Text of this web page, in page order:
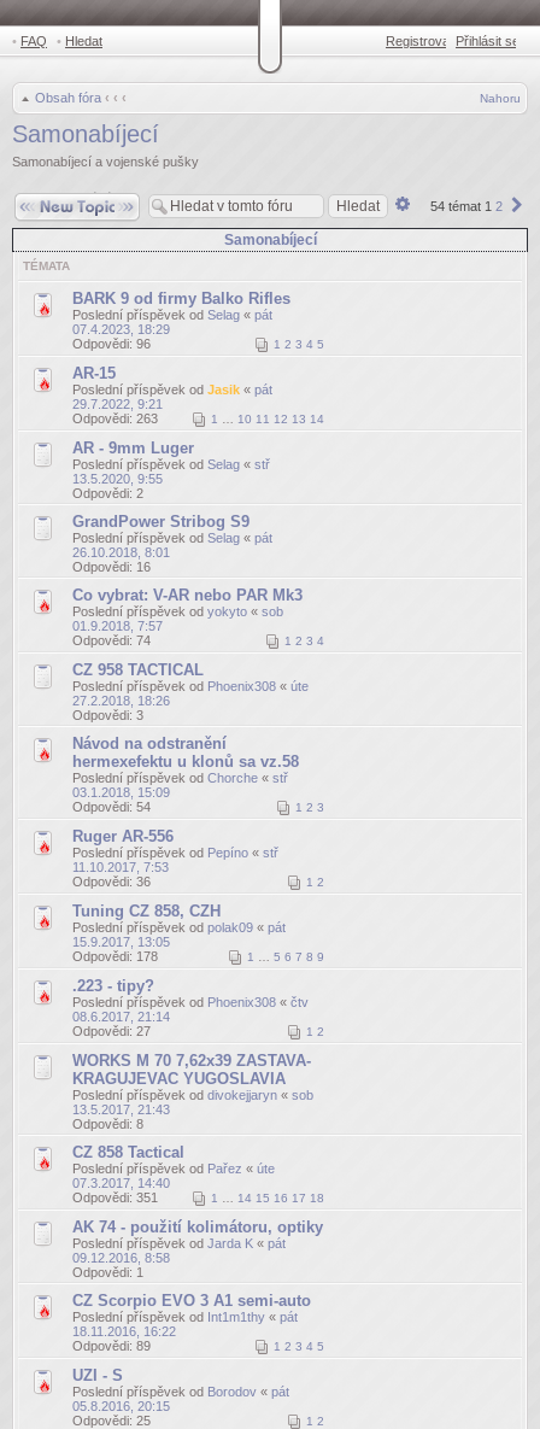
• FAQ • Hledat Registrovat •Přihlásit se
Obsah fóra ‹ ‹ ‹ Nahoru
Samonabíjecí
Samonabíjecí a vojenské pušky
54 témat 1 2
Odeslat nové téma
Pokročilé
Samonabíjecí
TÉMATA
BARK 9 od firmy Balko Rifles
Poslední příspěvek od Selag « pát
07.4.2023, 18:29
Odpovědi: 96 1 2 3 4 5
AR-15
Poslední příspěvek od Jasik « pát
29.7.2022, 9:21
Odpovědi: 263 1 10 11 12 13 14
AR - 9mm Luger
Poslední příspěvek od Selag « stř
13.5.2020, 9:55
Odpovědi: 2
GrandPower Stribog S9
Poslední příspěvek od Selag « pát
26.10.2018, 8:01
Odpovědi: 16
Co vybrat: V-AR nebo PAR Mk3
Poslední příspěvek od yokyto « sob
01.9.2018, 7:57
Odpovědi: 74 1 2 3 4
CZ 958 TACTICAL
Poslední příspěvek od Phoenix308 « úte
27.2.2018, 18:26
Odpovědi: 3
Návod na odstranění
hermexefektu u klonů sa vz.58
Poslední příspěvek od Chorche « stř
03.1.2018, 15:09
Odpovědi: 54 1 2 3
Ruger AR-556
Poslední příspěvek od Pepíno « stř
11.10.2017, 7:53
Odpovědi: 36 1 2
Tuning CZ 858, CZH
Poslední příspěvek od polak09 « pát
15.9.2017, 13:05
Odpovědi: 178 1 5 6 7 8 9
.223 - tipy?
Poslední příspěvek od Phoenix308 « čtv
08.6.2017, 21:14
Odpovědi: 27 1 2
WORKS M 70 7,62x39 ZASTAVA-
KRAGUJEVAC YUGOSLAVIA
Poslední příspěvek od divokejjaryn « sob
13.5.2017, 21:43
Odpovědi: 8
CZ 858 Tactical
Poslední příspěvek od Pařez « úte
07.3.2017, 14:40
Odpovědi: 351 1 14 15 16 17 18
AK 74 - použití kolimátoru, optiky
Poslední příspěvek od Jarda K « pát
09.12.2016, 8:58
Odpovědi: 1
CZ Scorpio EVO 3 A1 semi-auto
Poslední příspěvek od Int1m1thy « pát
18.11.2016, 16:22
Odpovědi: 89 1 2 3 4 5
UZI - S
Poslední příspěvek od Borodov « pát
05.8.2016, 20:15
Odpovědi: 25 1 2